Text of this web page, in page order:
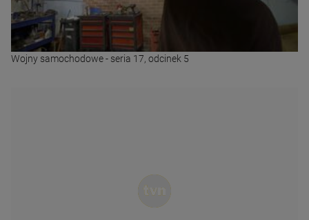
Wojny samochodowe - seria 17, odcinek 5